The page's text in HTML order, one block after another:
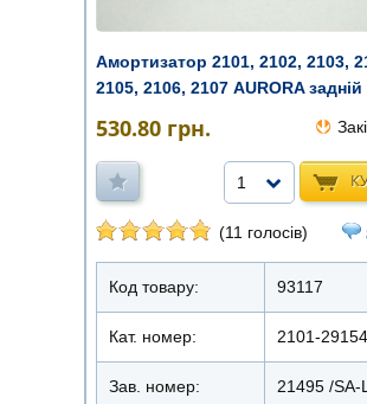
Амортизатор 2101, 2102, 2103,
2105, 2106, 2107 AURORA задній
530.80 грн.
1
(11 голосів)
Код товару: 93117
Кат. номер: 2101-
Зав. номер: